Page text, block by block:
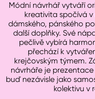
Módní návrhář vytváří
kreativita spočívá
dámského, pánského
další doplňky. Své
pečlivě vybírá
přechází k
krejčovským týmem.
návrháře je
buď nezávisle jako
kolektivu v